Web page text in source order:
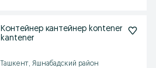
Контейнер кантейнер kontener
kantener
Ташкент, Яшнабадский район